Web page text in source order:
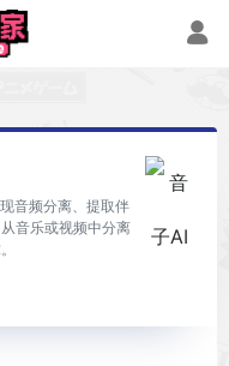
音频分离、提取伴
音乐或视频中分离